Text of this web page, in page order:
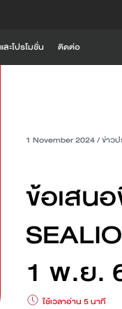
ดูเพิ่มเติม
BYD SEAL 6
ชาร์จ
ะโปรโมชั่น ติดต่อ
1 November 2024/ข่าว
ข้อเสน
1 พ.ย.
ใช้เวลาอ่าน 5 นาที